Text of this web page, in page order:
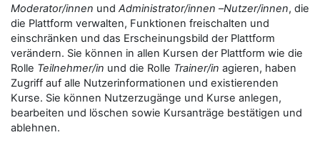
Moderator/innen und Administrator/innen –Nutzer/innen, die
die Plattform verwalten, Funktionen freischalten und
einschränken und das Erscheinungsbild der Plattform
verändern. Sie können in allen Kursen der Plattform wie die
Rolle Teilnehmer/in und die Rolle Trainer/in agieren, haben
Zugriff auf alle Nutzerinformationen und existierenden
Kurse. Sie können Nutzerzugänge und Kurse anlegen,
bearbeiten und löschen sowie Kursanträge bestätigen und
ablehnen.